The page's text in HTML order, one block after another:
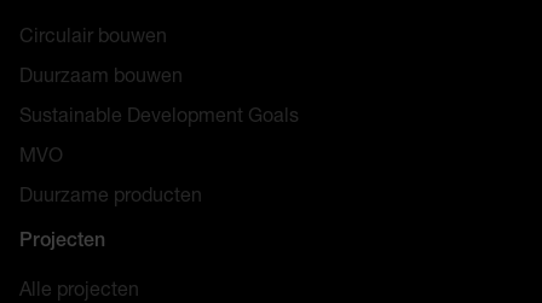
Circulair bouwen
Duurzaam bouwen
Sustainable Development Goals
MVO
Duurzame producten
Projecten
Alle projecten